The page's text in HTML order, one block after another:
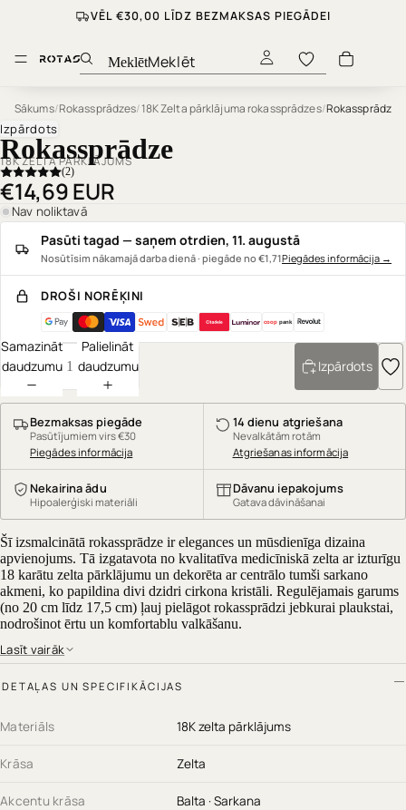
VĒL €30,00 LĪDZ BEZMAKSAS PIEGĀDEI
Meklēt
Sākums/Rokassprādzes/18K Zelta pārklājuma rokassprādzes/Rokassprādze
Izpārdots
Rokassprādze
18K ZELTA PĀRKLĀJUMS
(2)
€14,69 EUR
Nav noliktavā
Pasūti tagad — saņem otrdien, 11. augustā
Nosūtīsim nākamajā darba dienā · piegāde no €1,71Piegādes informācija →
DROŠI NORĒĶINI
cooppank
Samazināt
daudzumu
Palielināt
daudzumu
Izpārdots
Bezmaksas piegāde
Pasūtījumiem virs €30
Piegādes informācija
14 dienu atgriešana
Nevalkātām rotām
Atgriešanas informācija
Nekairina ādu
Hipoalerģiski materiāli
Dāvanu iepakojums
Gatava dāvināšanai
Šī izsmalcinātā rokassprādze ir elegances un mūsdienīga dizaina
apvienojums. Tā izgatavota no kvalitatīva medicīniskā zelta ar izturīgu
18 karātu zelta pārklājumu un dekorēta ar centrālo tumši sarkano
akmeni, ko papildina divi dzidri cirkona kristāli. Regulējamais garums
(no 20 cm līdz 17,5 cm) ļauj pielāgot rokassprādzi jebkurai plaukstai,
nodrošinot ērtu un komfortablu valkāšanu.
Galvenās priekšrocības:
Kvalitatīvs medicīniskais zelts ar 18K zelta pārklājumu
Regulējams izmērs: 20 cm vai 17,5 cm, noņemot vienu daļu
rokassprādzi jau tagad un piešķir savam tēlam ekskluzivitāti!
Lasīt vairāk
DETAĻAS UN SPECIFIKĀCIJAS
Materiāls 18K zelta pārklājums
Krāsa Zelta
Akcentu krāsa Balta · Sarkana